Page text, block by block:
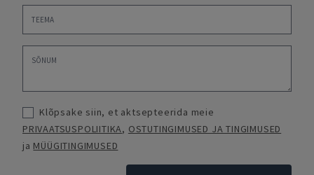
Klõpsake siin, et aktsepteerida meie
PRIVAATSUSPOLIITIKA, OSTUTINGIMUSED JA TINGIMUSED
ja MÜÜGITINGIMUSED